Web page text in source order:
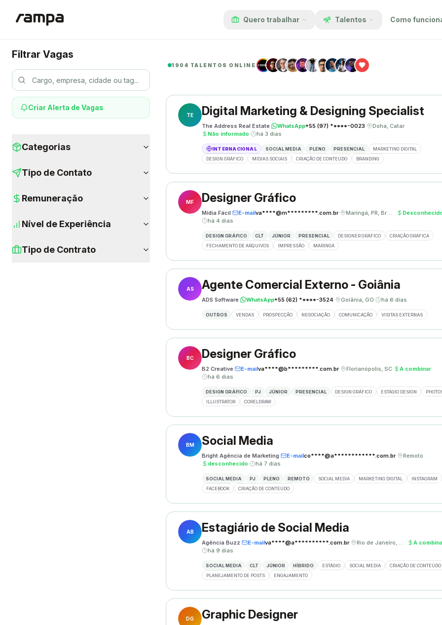
Quero trabalhar Talentos Como
Filtrar Vagas
Criar Alerta de Vagas
Categorias
Tipo de Contato
Remuneração
Nível de Experiência
Tipo de Contrato
1904 TALENTOS ONLINE
TE Digital Marketing & Designing Specialist
The Address Real Estate· WhatsApp+55 (97) *****-0023· Doha, Catar·
Não informado· há 3 dias
INTERNACIONAL SOCIAL MEDIA PLENO PRESENCIAL
MARKETING DIGITAL
DESIGN GRÁFICO
MÍDIAS SOCIAIS CRIAÇÃO DE CONTEÚDO BRANDING
MF Designer Gráfico
Mídia Fácil· E-mailva****@m*********.com.br· Maringá, PR, Brasil ·
há 4 dias
DESIGN GRÁFICO CLT JÚNIOR PRESENCIAL DESIGNER GRÁFICO
CRIAÇÃO GRÁFICA
FECHAMENTO DE ARQUIVOS
IMPRESSÃO MARINGÁ
AS Agente Comercial Externo - Goiânia
ADS Software· WhatsApp+55 (62) *****-3524· Goiânia, GO· há 6 dias
OUTROS VENDAS PROSPECÇÃO NEGOCIAÇÃO COMUNICAÇÃO VISITAS EXTERNAS
BC Designer Gráfico
B2 Creative· E-mailva****@b*********.com.br· Florianópolis, SC· A combinar·
há 6 dias
DESIGN GRÁFICO PJ JÚNIOR PRESENCIAL DESIGN GRÁFICO ESTÁGIO DESIGN
ILLUSTRATOR
CORELDRAW
BM Social Media
Bright Agência de Marketing· E-mailco****@a************.com.br· Remoto·
desconhecido· há 7 dias
SOCIAL MEDIA PJ PLENO REMOTO SOCIAL MEDIA MARKETING DIGITAL
INSTAGRAM
FACEBOOK
CRIAÇÃO DE CONTEÚDO
AB Estagiário de Social Media
Agência Buzz· E-mailva****@a**********.com.br· Rio de Janeiro, Brasil ·
A
há 9 dias
SOCIAL MEDIA CLT JÚNIOR HÍBRIDO ESTÁGIO SOCIAL MEDIA
CRIAÇÃO DE CONTEÚDO
PLANEJAMENTO DE POSTS
ENGAJAMENTO
DG Graphic Designer